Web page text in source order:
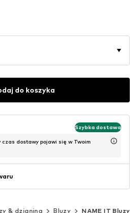
do koszyka
Szybka dostawa
dostawy pojawi się w Twoim
& dzianina Bluzy NAME IT Bluzy